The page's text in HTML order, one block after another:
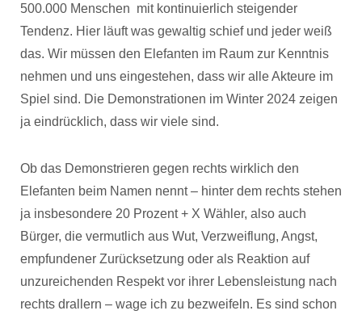
500.000 Menschen mit kontinuierlich steigender
Tendenz. Hier läuft was gewaltig schief und jeder weiß
das. Wir müssen den Elefanten im Raum zur Kenntnis
nehmen und uns eingestehen, dass wir alle Akteure im
Spiel sind. Die Demonstrationen im Winter 2024 zeigen
ja eindrücklich, dass wir viele sind.
Ob das Demonstrieren gegen rechts wirklich den
Elefanten beim Namen nennt – hinter dem rechts stehen
ja insbesondere 20 Prozent + X Wähler, also auch
Bürger, die vermutlich aus Wut, Verzweiflung, Angst,
empfundener Zurücksetzung oder als Reaktion auf
unzureichenden Respekt vor ihrer Lebensleistung nach
rechts drallern – wage ich zu bezweifeln. Es sind schon